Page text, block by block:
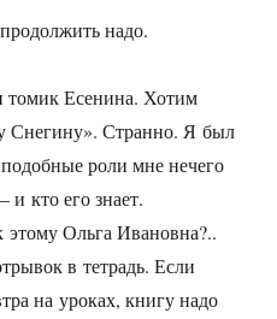
надо.
томик Есенина. Хотим
Снегину». Странно. Я был
роли мне нечего
кто его знает.
этому Ольга Ивановна?..
в тетрадь. Если
на уроках, книгу надо